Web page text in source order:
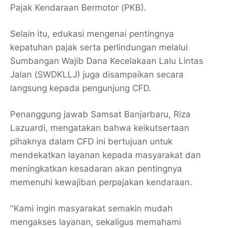
Pajak Kendaraan Bermotor (PKB).
Selain itu, edukasi mengenai pentingnya
kepatuhan pajak serta perlindungan melalui
Sumbangan Wajib Dana Kecelakaan Lalu Lintas
Jalan (SWDKLLJ) juga disampaikan secara
langsung kepada pengunjung CFD.
Penanggung jawab Samsat Banjarbaru, Riza
Lazuardi, mengatakan bahwa keikutsertaan
pihaknya dalam CFD ini bertujuan untuk
mendekatkan layanan kepada masyarakat dan
meningkatkan kesadaran akan pentingnya
memenuhi kewajiban perpajakan kendaraan.
"Kami ingin masyarakat semakin mudah
mengakses layanan, sekaligus memahami